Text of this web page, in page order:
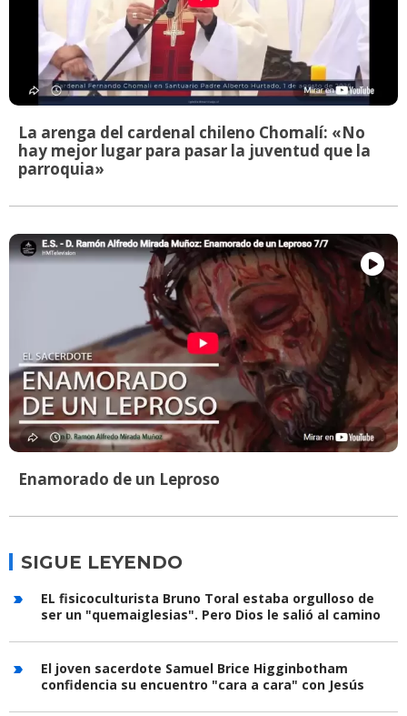
La arenga del cardenal chileno Chomalí: «No
hay mejor lugar para pasar la juventud que la
parroquia»
Enamorado de un Leproso
SIGUE LEYENDO
EL fisicoculturista Bruno Toral estaba orgulloso de
ser un "quemaiglesias". Pero Dios le salió al camino
El joven sacerdote Samuel Brice Higginbotham
confidencia su encuentro "cara a cara" con Jesús